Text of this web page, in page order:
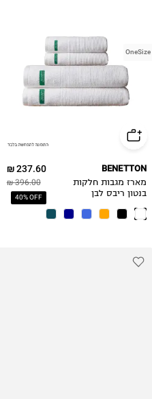
OneSize
237.60 ₪
396.00 ₪
40% OFF
BENETTON
מארז מגבות חלקות
בנטון ריבס לבן